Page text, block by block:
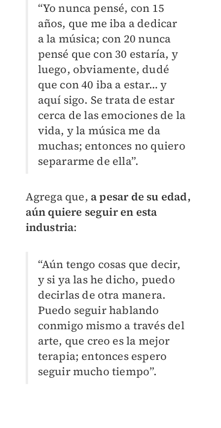
“Yo nunca pensé, con 15
años, que me iba a dedicar
a la música; con 20 nunca
pensé que con 30 estaría, y
luego, obviamente, dudé
que con 40 iba a estar… y
aquí sigo. Se trata de estar
cerca de las emociones de la
vida, y la música me da
muchas; entonces no quiero
separarme de ella”.
Agrega que, a pesar de su edad,
aún quiere seguir en esta
industria:
“Aún tengo cosas que decir,
y si ya las he dicho, puedo
decirlas de otra manera.
Puedo seguir hablando
conmigo mismo a través del
arte, que creo es la mejor
terapia; entonces espero
seguir mucho tiempo”.